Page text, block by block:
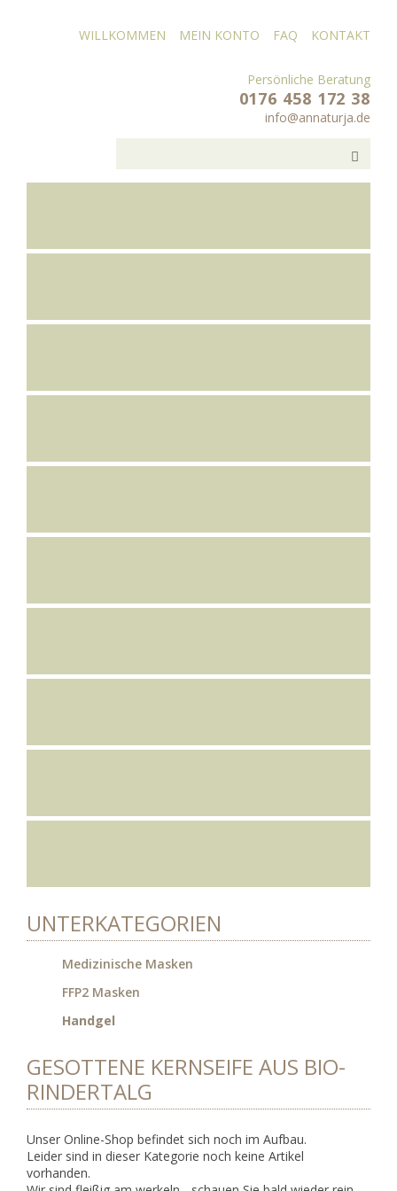
WILLKOMMEN MEIN KONTO FAQ KONTAKT
Persönliche Beratung
0176 458 172 38
info@annaturja.de
UNTERKATEGORIEN
Medizinische Masken
FFP2 Masken
Handgel
GESOTTENE KERNSEIFE AUS BIO-
RINDERTALG
Unser Online-Shop befindet sich noch im Aufbau.
Leider sind in dieser Kategorie noch keine Artikel
vorhanden.